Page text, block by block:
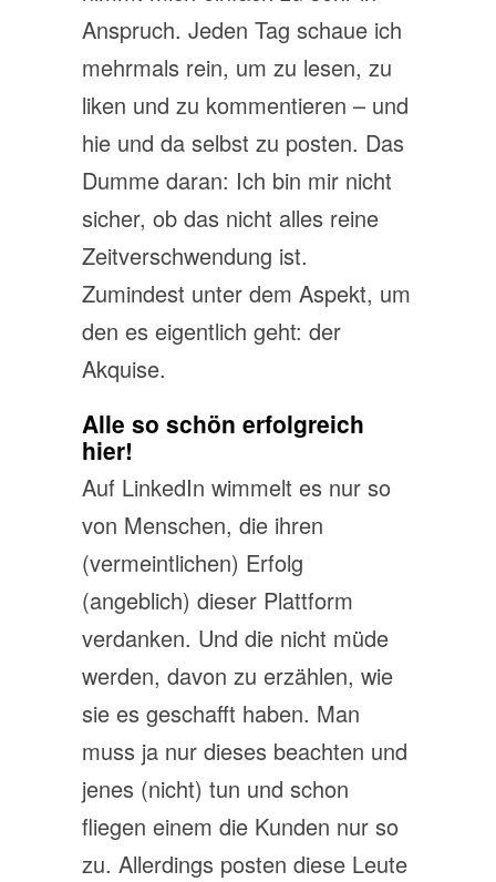
Anspruch. Jeden Tag schaue ich
mehrmals rein, um zu lesen, zu
liken und zu kommentieren – und
hie und da selbst zu posten. Das
Dumme daran: Ich bin mir nicht
sicher, ob das nicht alles reine
Zeitverschwendung ist.
Zumindest unter dem Aspekt, um
den es eigentlich geht: der
Akquise.
Alle so schön erfolgreich
hier!
Auf LinkedIn wimmelt es nur so
von Menschen, die ihren
(vermeintlichen) Erfolg
(angeblich) dieser Plattform
verdanken. Und die nicht müde
werden, davon zu erzählen, wie
sie es geschafft haben. Man
muss ja nur dieses beachten und
jenes (nicht) tun und schon
fliegen einem die Kunden nur so
zu. Allerdings posten diese Leute